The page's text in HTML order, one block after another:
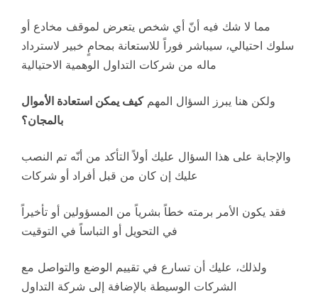
مما لا شك فيه أنّ أي شخص يتعرض لموقف مخادع أو
سلوك احتيالي، سيباشر فوراً للاستعانة بمحامٍ خبير لاسترداد
ماله من شركات التداول الوهمية الاحتيالية
ولكن هنا يبرز السؤال المهمكيف يمكن استعادة الأموال
بالمجان؟
والإجابة على هذا السؤال عليك أولاً التأكد من أنّه تم النصب
عليك إن كان من قبل أفراد أو شركات
فقد يكون الأمر برمته خطاً بشرياً من المسؤولين أو تأخيراً
ولذلك، عليك أن تسارع في تقييم الوضع والتواصل مع
الشركات الوسيطة بالإضافة إلى شركة التداول